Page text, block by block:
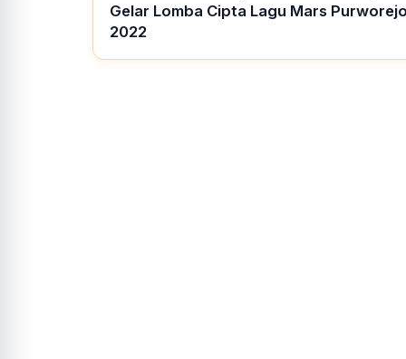
Gelar Lomba Cipta Lagu Mars
2022